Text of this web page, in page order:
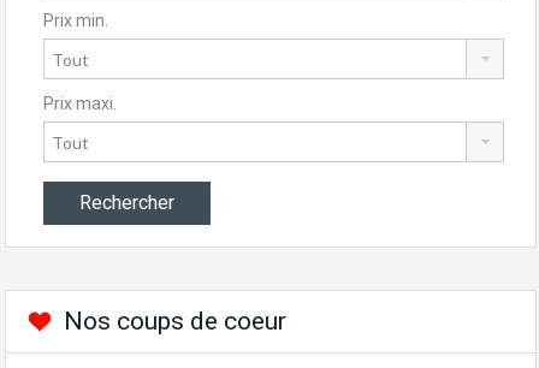
Prix min.
Prix maxi.
Nos coups de coeur